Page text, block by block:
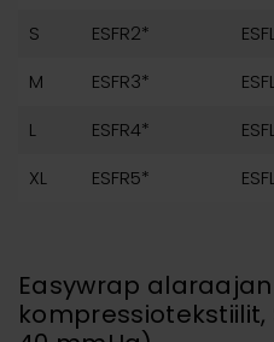
S
ESFR2*
M
ESFR3*
L
ESFR4*
XL
ESFR5*
Easywrap alaraajan